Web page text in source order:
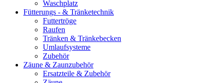
Waschplatz
Fütterungs - & Tränketechnik
Futtertröge
Raufen
Tränken & Tränkebecken
Umlaufsysteme
Zubehör
Zäune & Zaunzubehör
Ersatzteile & Zubehör